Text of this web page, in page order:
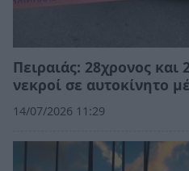
Πειραιάς: 28χρονος
νεκροί σε αυτοκίνητο
14/07/2026 11:29